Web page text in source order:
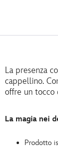
La presenza
cappellino.
offre un tocco
La magia nei
Prodotto